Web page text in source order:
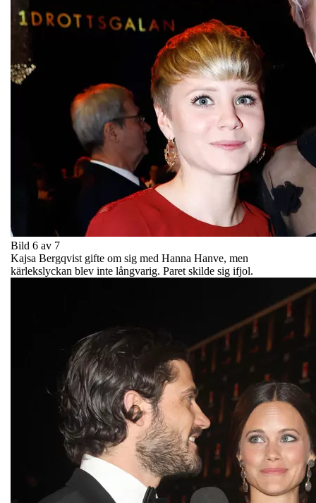
Bild 6 av 7
Kajsa Bergqvist gifte om sig med Hanna Hanve, men
kärlekslyckan blev inte långvarig. Paret skilde sig ifjol.